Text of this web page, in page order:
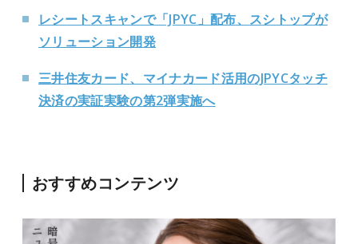
レシートスキャンで「JPYC」配布、スシトップが
ソリューション開発
三井住友カード、マイナカード活用のJPYCタッチ
決済の実証実験の第2弾実施へ
おすすめコンテンツ